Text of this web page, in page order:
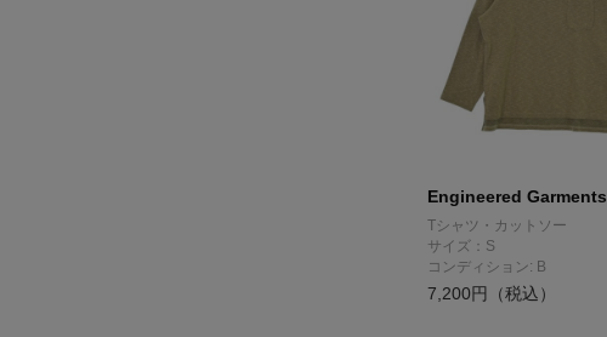
Engineered Garments
Tシャツ・カットソー
サイズ：S
コンディション: B
7,200円（税込）